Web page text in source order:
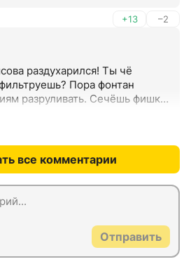
+13 –2
раздухарился! Ты чё
Пора фонтан
разруливать. Сечёшь фишку?
все комментарии
Отправить